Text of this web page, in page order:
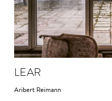
LEAR
Aribert Reimann